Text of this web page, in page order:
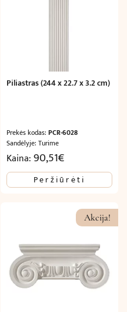
Piliastras (244 x 22.7 x 3.2 cm)
Prekės kodas:PCR-6028
Sandėlyje: Turime
Kaina:90,51€
Peržiūrėti
Akcija!